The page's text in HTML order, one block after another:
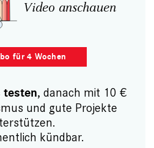
testen, danach mit 10 €
und gute Projekte
kündbar.